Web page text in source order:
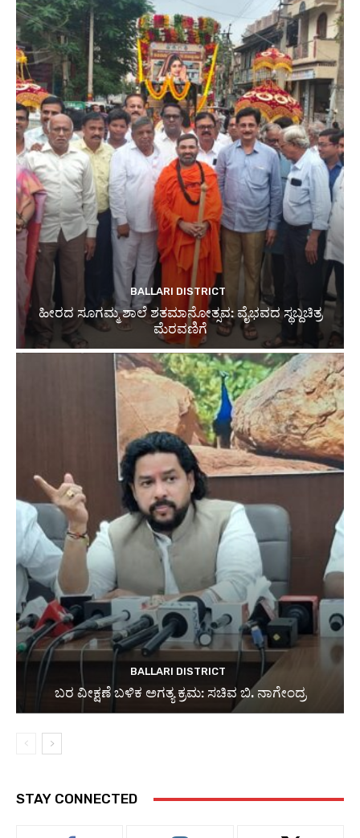
BALLARI DISTRICT
ಹೀರದ ಸೂಗಮ್ಮ ಶಾಲೆ ಶತಮಾನೋತ್ಸವ: ವೈಭವದ ಸ್ಥಬ್ದಚಿತ್ರ
ಮೆರವಣಿಗೆ
BALLARI DISTRICT
ಬರ ವೀಕ್ಷಣೆ ಬಳಿಕ ಅಗತ್ಯ ಕ್ರಮ: ಸಚಿವ ಬಿ. ನಾಗೇಂದ್ರ
STAY CONNECTED